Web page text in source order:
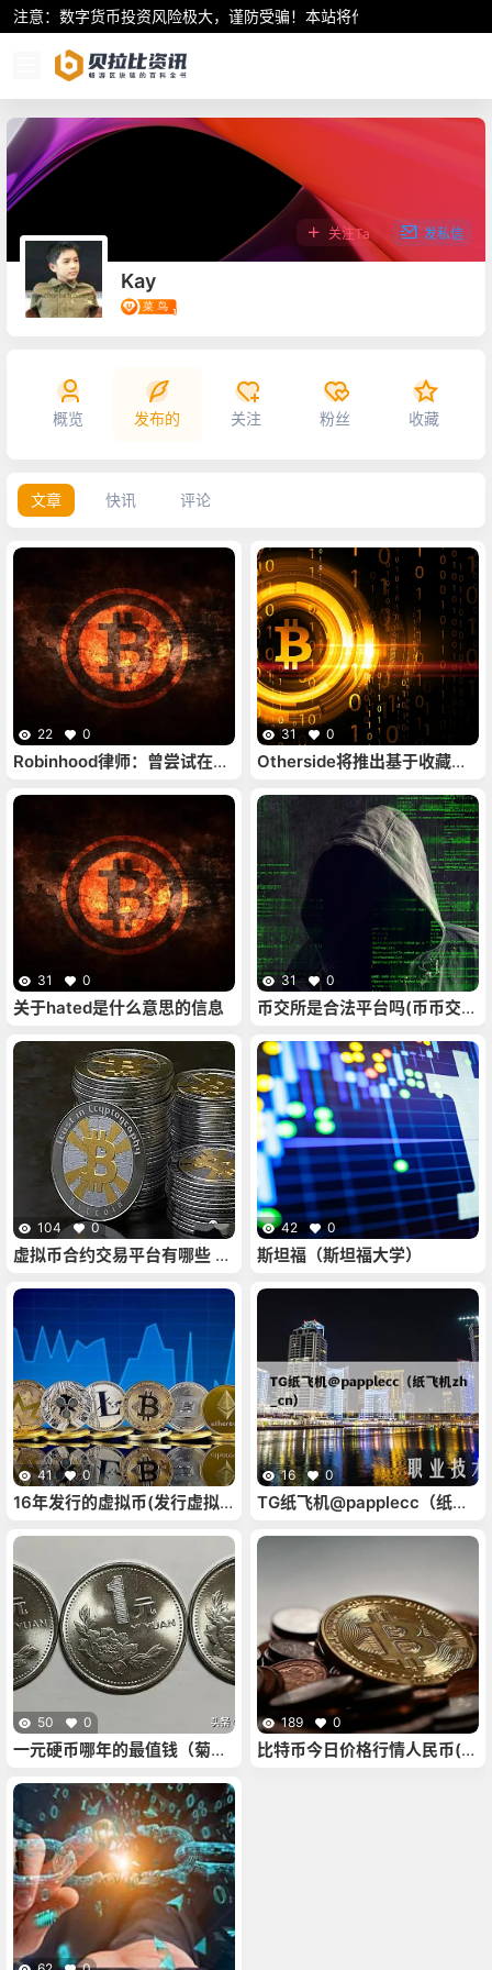
注意：数字货币投资风险极大，谨防受骗！本站将作为行业资讯共享
Kay
关注Ta 发私信
概览 发布的 关注 粉丝 收藏
文章 快讯 评论
22 0
Robinhood律师：曾尝试在
31 0
Otherside将推出基于收藏的
申领Vessel NFT
31 0
关于hated是什么意思的信息
31 0
币交所是合法平台吗(币币交易
104 0
虚拟币合约交易平台有哪些 十
42 0
斯坦福（斯坦福大学）
41 0
16年发行的虚拟币(发行虚拟
16 0
TG纸飞机@papplecc（纸飞
50 0
一元硬币哪年的最值钱（菊花
189 0
比特币今日价格行情人民币(比